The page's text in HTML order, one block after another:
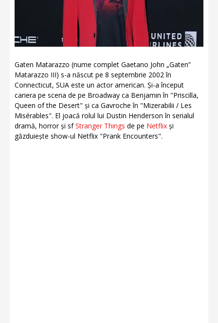
Gaten Matarazzo (nume complet Gaetano John „Gaten”
Matarazzo III) s-a născut pe 8 septembrie 2002 în
Connecticut, SUA este un actor american. Și-a început
cariera pe scena de pe Broadway ca Benjamin în "Priscilla,
Queen of the Desert" și ca Gavroche în "Mizerabilii / Les
Misérables". El joacă rolul lui Dustin Henderson în serialul
dramă, horror și sfStranger Things de pe Netflix și
găzduiește show-ul Netflix "Prank Encounters".